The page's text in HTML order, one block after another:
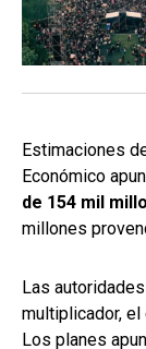
Estimaciones
Económico
de 154 mil
millones
Las
multiplicador, el
Los planes